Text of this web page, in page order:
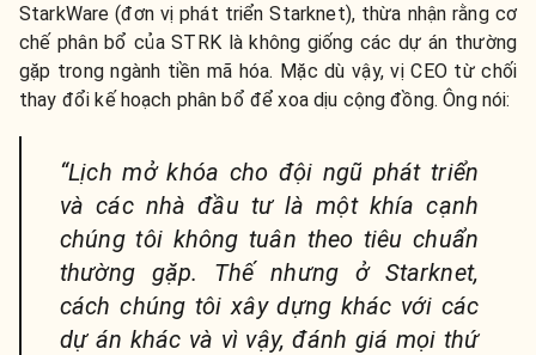
StarkWare (đơn vị phát triển Starknet), thừa nhận rằng cơ
chế phân bổ của STRK là không giống các dự án thường
gặp trong ngành tiền mã hóa. Mặc dù vậy, vị CEO từ chối
thay đổi kế hoạch phân bổ để xoa dịu cộng đồng. Ông nói:
“Lịch mở khóa cho đội ngũ phát triển
và các nhà đầu tư là một khía cạnh
chúng tôi không tuân theo tiêu chuẩn
thường gặp. Thế nhưng ở Starknet,
cách chúng tôi xây dựng khác với các
dự án khác và vì vậy, đánh giá mọi thứ